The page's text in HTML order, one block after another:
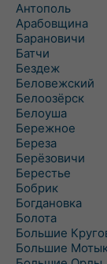
Антополь
Арабовщина
Барановичи
Батчи
Бездеж
Беловежский
Белоозёрск
Белоуша
Бережное
Береза
Берёзовичи
Берестье
Бобрик
Богдановка
Болота
Большие
Большие